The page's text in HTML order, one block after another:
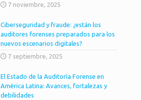
7 noviembre, 2025
Ciberseguridad y fraude: ¿están los
auditores forenses preparados para los
nuevos escenarios digitales?
7 septiembre, 2025
El Estado de la Auditoría Forense en
América Latina: Avances, fortalezas y
debilidades